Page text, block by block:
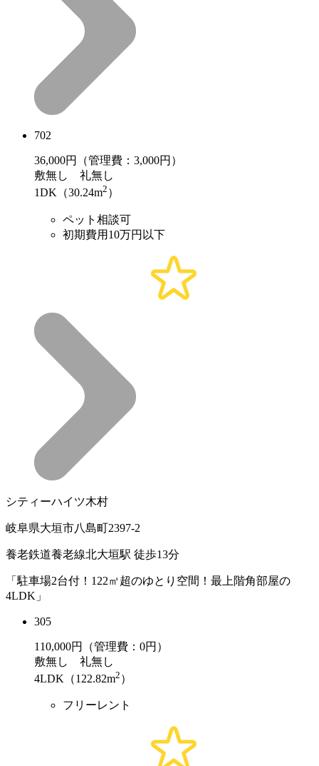
702
36,000円（管理費：3,000円）
敷無し 礼無し
1DK（30.24m2 ）
ペット相談可
初期費用10万円以下
シティーハイツ木村
岐阜県大垣市八島町2397-2
養老鉄道養老線北大垣駅 徒歩13分
「駐車場2台付！122㎡超のゆとり空間！最上階角部屋の
4LDK」
305
110,000円（管理費：0円）
敷無し 礼無し
4LDK（122.82m2 ）
フリーレント